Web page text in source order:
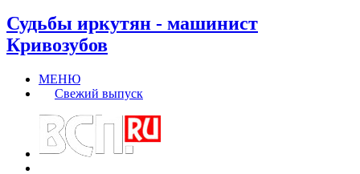
Судьбы иркутян - машинист
Кривозубов
МЕНЮ
Свежий выпуск